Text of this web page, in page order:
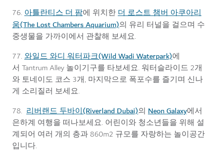
76. 아틀란티스 더 팜에 위치한더 로스트 챔버 아쿠아리
움(The Lost Chambers Aquarium)의 유리 터널을 걸으며 수
중생물을 가까이에서 관찰해 보세요.
77. 와일드 와디 워터파크(Wild Wadi Waterpark)에
서 Tantrum Alley 놀이기구를 타보세요. 워터슬라이드 2개
와 토네이도 코스 3개, 마지막으로 폭포수를 즐기며 신나
게 소리질러 보세요.
78. 리버랜드 두바이(Riverland Dubai)의 Neon Galaxy에서
은하계 여행을 떠나보세요. 어린이와 청소년들을 위해 설
계되어 여러 개의 층과 860m2 규모를 자랑하는 놀이공간
입니다.